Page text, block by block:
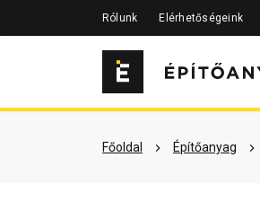
Rólunk Elérhetőségeink
Főoldal Építőanyag